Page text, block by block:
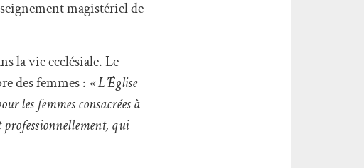
magistériel de
la vie ecclésiale. Le
des femmes : « L’Église
les femmes consacrées à
qui